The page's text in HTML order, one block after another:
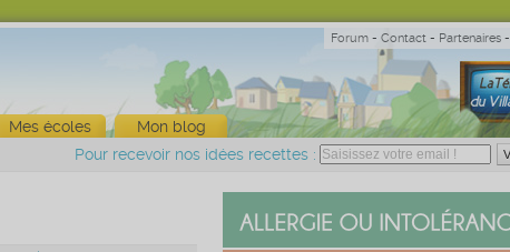
Forum - Contact - Partenaires -
Mes écoles
Mon blog
Pour recevoir nos idées recettes :